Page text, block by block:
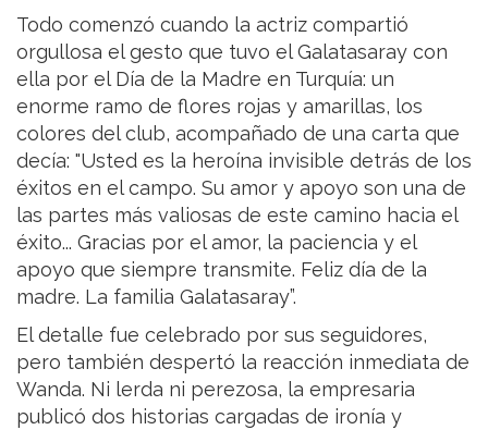
Todo comenzó cuando la actriz compartió
orgullosa el gesto que tuvo el Galatasaray con
ella por el Día de la Madre en Turquía: un
enorme ramo de flores rojas y amarillas, los
colores del club, acompañado de una carta que
decía: "Usted es la heroína invisible detrás de los
éxitos en el campo. Su amor y apoyo son una de
las partes más valiosas de este camino hacia el
éxito... Gracias por el amor, la paciencia y el
apoyo que siempre transmite. Feliz día de la
madre. La familia Galatasaray”.
El detalle fue celebrado por sus seguidores,
pero también despertó la reacción inmediata de
Wanda. Ni lerda ni perezosa, la empresaria
publicó dos historias cargadas de ironía y